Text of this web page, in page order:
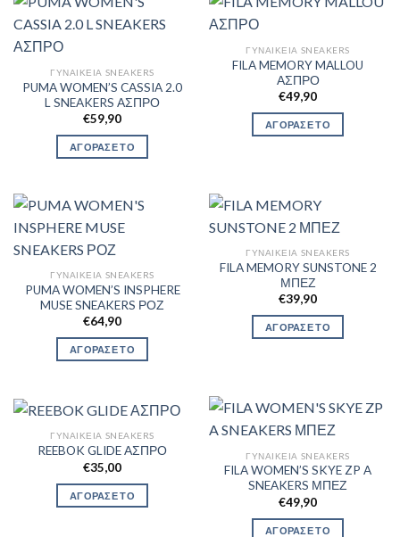
ΓΥΝΑΙΚΕΊΑ SNEAKERS
PUMA WOMEN’S CASSIA 2.0
L SNEAKERS ΑΣΠΡΟ
€59,90
ΑΓΟΡΑΣΕ ΤΟ
ΓΥΝΑΙΚΕΊΑ SNEAKERS
FILA MEMORY MALLOU
ΑΣΠΡΟ
€49,90
ΑΓΟΡΑΣΕ ΤΟ
ΓΥΝΑΙΚΕΊΑ SNEAKERS
PUMA WOMEN’S INSPHERE
MUSE SNEAKERS ΡΟΖ
€64,90
ΑΓΟΡΑΣΕ ΤΟ
ΓΥΝΑΙΚΕΊΑ SNEAKERS
FILA MEMORY SUNSTONE 2
ΜΠΕΖ
€39,90
ΑΓΟΡΑΣΕ ΤΟ
ΓΥΝΑΙΚΕΊΑ SNEAKERS
REEBOK GLIDE ΑΣΠΡΟ
€35,00
ΑΓΟΡΑΣΕ ΤΟ
ΓΥΝΑΙΚΕΊΑ SNEAKERS
FILA WOMEN’S SKYE ZP A
SNEAKERS ΜΠΕΖ
€49,90
ΑΓΟΡΑΣΕ ΤΟ